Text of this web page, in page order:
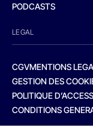
PODCASTS
LEGAL
CGVMENTIONS
GESTION DES
POLITIQUE
CONDITIONS